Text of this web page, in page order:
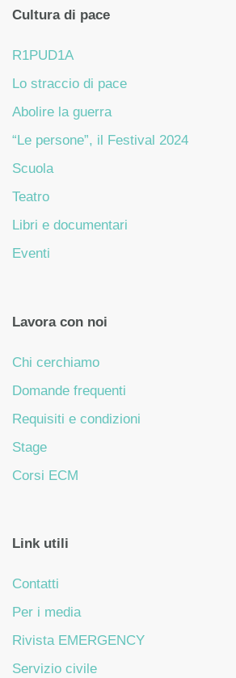
Cultura di pace
R1PUD1A
Lo straccio di pace
Abolire la guerra
“Le persone”, il Festival 2024
Scuola
Teatro
Libri e documentari
Eventi
Lavora con noi
Chi cerchiamo
Domande frequenti
Requisiti e condizioni
Stage
Corsi ECM
Link utili
Contatti
Per i media
Rivista EMERGENCY
Servizio civile